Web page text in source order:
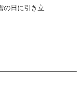
の日に引き立